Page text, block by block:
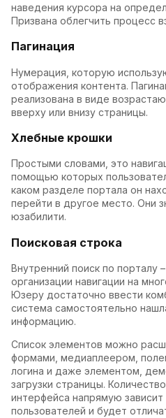
наведения курсора на
Призвана облегчить процесс
Пагинация
Нумерация, которую
отображения контента.
реализована в виде
вверху или внизу страницы.
Хлебные крошки
Простыми словами, это
помощью которых
каком разделе портала он
перейти в другое место. Они
юзабилити.
Поисковая строка
Внутренний поиск по порталу
организации навигации на
Юзеру достаточно ввести
система самостоятельно
информацию.
Список элементов можно
формами, медиаплеером,
логина и даже элементом,
загрузки страницы.
интерфейса напрямую
пользователей и будет